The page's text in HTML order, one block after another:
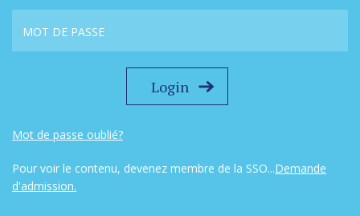
Mot de passe oublié?
Pour voir le contenu, devenez membre de la SSO...Demande
d'admission.